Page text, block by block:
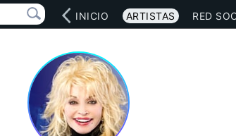
INICIO ARTISTAS RED